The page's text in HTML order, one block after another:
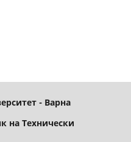
- Варна
на Технически